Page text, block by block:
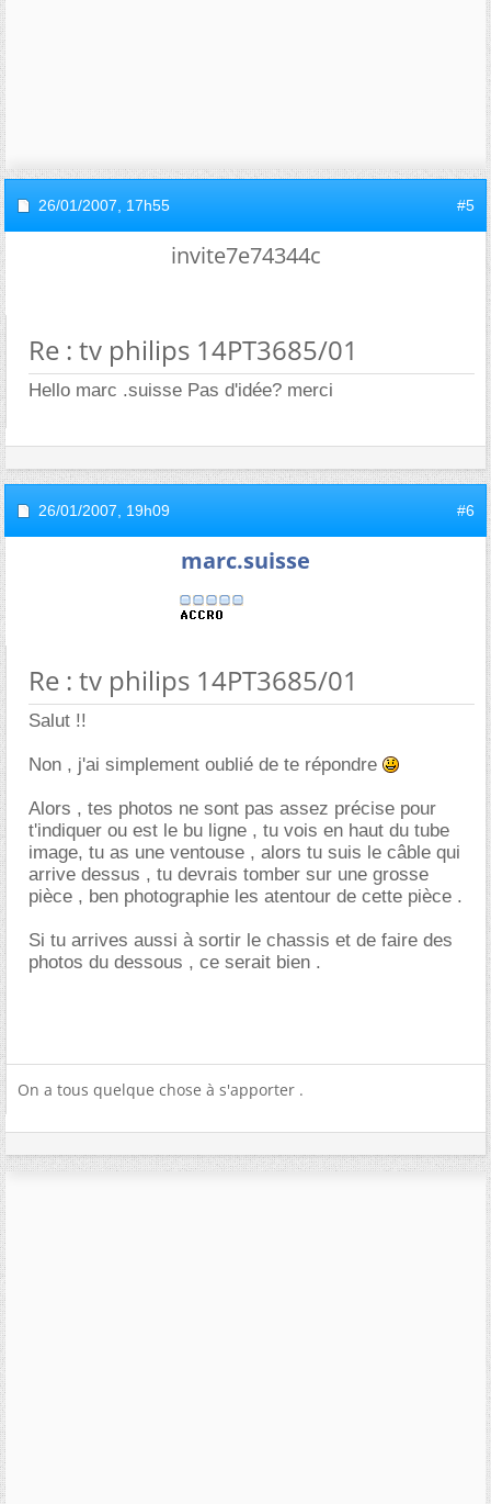
26/01/2007, 17h55 #5
invite7e74344c
Re : tv philips 14PT3685/01
Hello marc .suisse Pas d'idée? merci
26/01/2007, 19h09 #6
marc.suisse
Re : tv philips 14PT3685/01
Salut !!
Non , j'ai simplement oublié de te répondre
Alors , tes photos ne sont pas assez précise pour
t'indiquer ou est le bu ligne , tu vois en haut du tube
image, tu as une ventouse , alors tu suis le câble qui
arrive dessus , tu devrais tomber sur une grosse
pièce , ben photographie les atentour de cette pièce .
Si tu arrives aussi à sortir le chassis et de faire des
photos du dessous , ce serait bien .
On a tous quelque chose à s'apporter .